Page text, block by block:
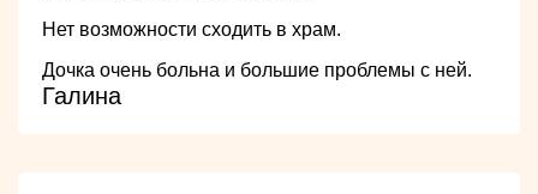
Нет возможности сходить в храм.
Дочка очень больна и большие проблемы с ней.
Галина